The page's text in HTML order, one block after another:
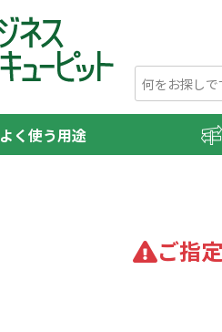
よく使う用途
ご指